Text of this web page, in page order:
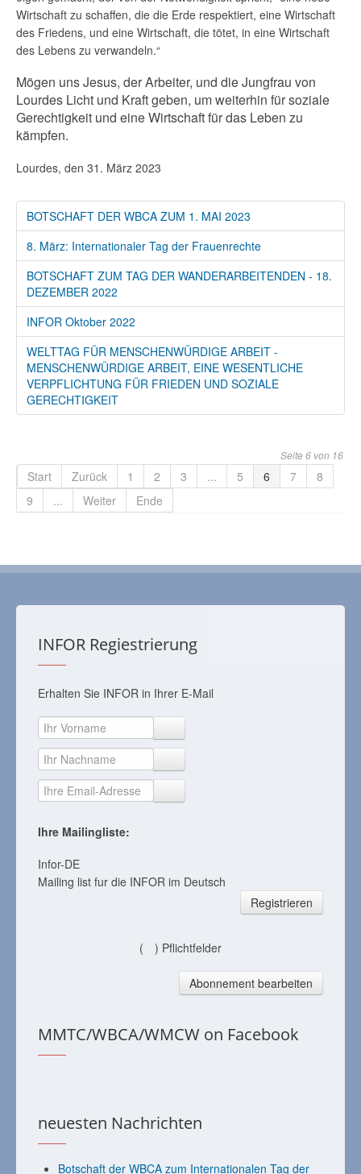
Wirtschaft zu schaffen, die die Erde respektiert, eine Wirtschaft
des Friedens, und eine Wirtschaft, die tötet, in eine Wirtschaft
des Lebens zu verwandeln.“
Mögen uns Jesus, der Arbeiter, und die Jungfrau von
Lourdes Licht und Kraft geben, um weiterhin für soziale
Gerechtigkeit und eine Wirtschaft für das Leben zu
kämpfen.
Lourdes, den 31. März 2023
BOTSCHAFT DER WBCA ZUM 1. MAI 2023
8. März: Internationaler Tag der Frauenrechte
BOTSCHAFT ZUM TAG DER WANDERARBEITENDEN - 18.
DEZEMBER 2022
INFOR Oktober 2022
WELTTAG FÜR MENSCHENWÜRDIGE ARBEIT -
MENSCHENWÜRDIGE ARBEIT, EINE WESENTLICHE
VERPFLICHTUNG FÜR FRIEDEN UND SOZIALE
GERECHTIGKEIT
Seite 6 von 16
Start Zurück 1 2 3 ... 5 6 7
8
9
... Weiter Ende
INFOR Regiestrierung
Erhalten Sie INFOR in Ihrer E-Mail
Ihre Mailingliste:
Infor-DE
Mailing list fur die INFOR im Deutsch
Registrieren
( ) Pflichtfelder
Abonnement bearbeiten
MMTC/WBCA/WMCW on Facebook
neuesten Nachrichten
Botschaft der WBCA zum Internationalen Tag der